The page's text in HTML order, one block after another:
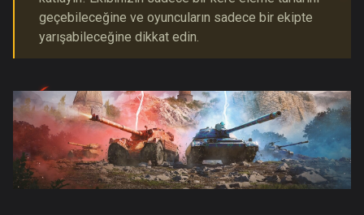
geçebileceğine ve oyuncuların sadece bir ekipte
yarışabileceğine dikkat edin.